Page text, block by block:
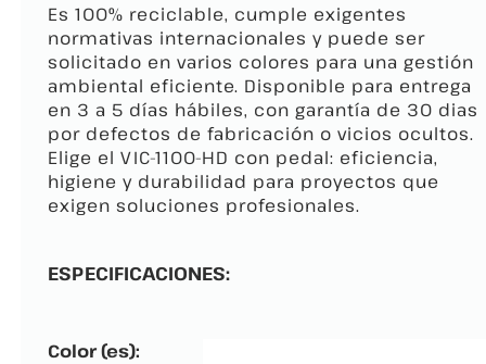
Es 100% reciclable, cumple exigentes
normativas internacionales y puede ser
solicitado en varios colores para una gestión
ambiental eficiente. Disponible para entrega
en 3 a 5 días hábiles, con garantía de 30 dias
por defectos de fabricación o vicios ocultos.
Elige el VIC-1100-HD con pedal: eficiencia,
higiene y durabilidad para proyectos que
exigen soluciones profesionales.
ESPECIFICACIONES:
Color (es):